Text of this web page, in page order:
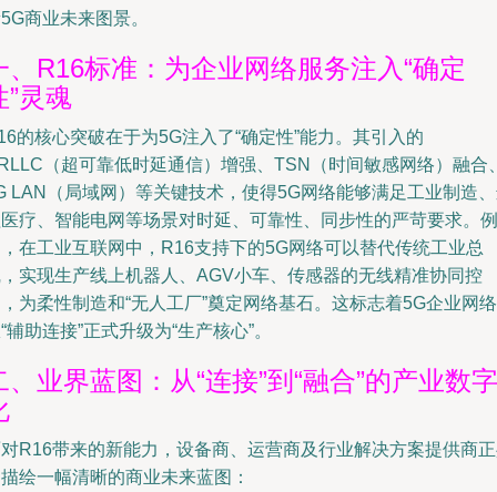
商业未来图景。
、R16标准：为企业网络服务注入“确定
”灵魂
的核心突破在于为5G注入了“确定性”能力。其引入的
（超可靠低时延通信）增强、TSN（时间敏感网络）融合
LAN（局域网）等关键技术，使得5G网络能够满足工业制造
疗、智能电网等场景对时延、可靠性、同步性的严苛要求。例
在工业互联网中，R16支持下的5G网络可以替代传统工业总
实现生产线上机器人、AGV小车、传感器的无线精准协同控
为柔性制造和“无人工厂”奠定网络基石。这标志着5G企业网络
辅助连接”正式升级为“生产核心”。
、业界蓝图：从“连接”到“融合”的产业数字
R16带来的新能力，设备商、运营商及行业解决方案提供商
绘一幅清晰的商业未来蓝图：